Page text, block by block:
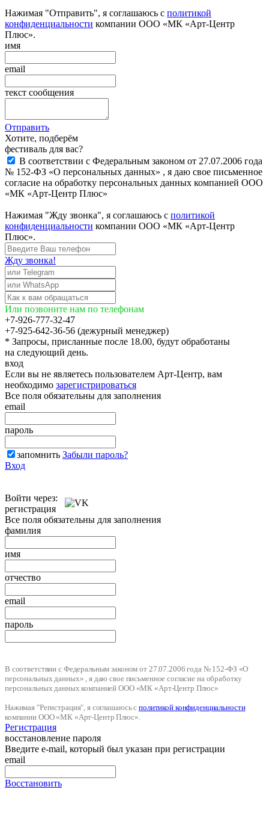
Нажимая "Отправить", я соглашаюсь с политикой
конфиденциальности компании ООО «МК «Арт-Центр
Плюс».
имя
email
текст сообщения
Отправить
Хотите, подберём
фестиваль для вас?
В соответствии с Федеральным законом от 27.07.2006 года
№ 152-ФЗ «О персональных данных» , я даю свое письменное
согласие на обработку персональных данных компанией ООО
«МК «Арт-Центр Плюс»
Нажимая "Жду звонка", я соглашаюсь с политикой
конфиденциальности компании ООО «МК «Арт-Центр
Плюс».
Жду звонка!
Или позвоните нам по телефонам
+7-926-777-32-47
+7-925-642-36-56 (дежурный менеджер)
* Запросы, присланные после 18.00, будут обработаны
на следующий день.
вход
Если вы не являетесь пользователем Арт-Центр, вам
необходимо зарегистрироваться
Все поля обязательны для заполнения
email
пароль
запомнить Забыли пароль?
Вход
Войти через:
регистрация
Все поля обязательны для заполнения
фамилия
имя
отчество
email
пароль
В соответствии с Федеральным законом от 27.07.2006 года № 152-ФЗ «О
персональных данных» , я даю свое письменное согласие на обработку
персональных данных компанией ООО «МК «Арт-Центр Плюс»
Нажимая "Регистрация", я соглашаюсь сполитикой конфиденциальности
компании ООО «МК «Арт-Центр Плюс».
Регистрация
восстановление пароля
Введите e-mail, который был указан при регистрации
email
Восстановить